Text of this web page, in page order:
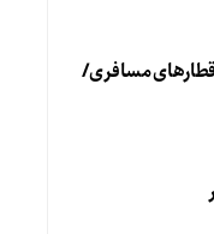
مسافری/